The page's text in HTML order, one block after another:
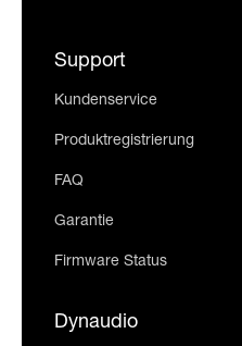
Support
Kundenservice
Produktregistrierung
FAQ
Garantie
Firmware Status
Dynaudio